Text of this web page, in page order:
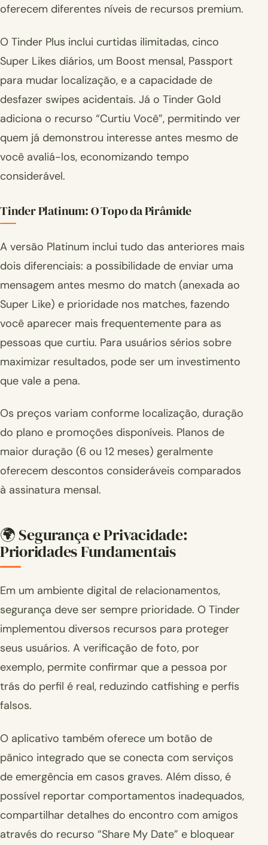
oferecem diferentes níveis de recursos premium.
O Tinder Plus inclui curtidas ilimitadas, cinco
Super Likes diários, um Boost mensal, Passport
para mudar localização, e a capacidade de
desfazer swipes acidentais. Já o Tinder Gold
adiciona o recurso “Curtiu Você”, permitindo ver
quem já demonstrou interesse antes mesmo de
você avaliá-los, economizando tempo
considerável.
Tinder Platinum: O Topo da Pirâmide
A versão Platinum inclui tudo das anteriores mais
dois diferenciais: a possibilidade de enviar uma
mensagem antes mesmo do match (anexada ao
Super Like) e prioridade nos matches, fazendo
você aparecer mais frequentemente para as
pessoas que curtiu. Para usuários sérios sobre
maximizar resultados, pode ser um investimento
que vale a pena.
Os preços variam conforme localização, duração
do plano e promoções disponíveis. Planos de
maior duração (6 ou 12 meses) geralmente
oferecem descontos consideráveis comparados
à assinatura mensal.
🌍 Segurança e Privacidade:
Prioridades Fundamentais
Em um ambiente digital de relacionamentos,
segurança deve ser sempre prioridade. O Tinder
implementou diversos recursos para proteger
seus usuários. A verificação de foto, por
exemplo, permite confirmar que a pessoa por
trás do perfil é real, reduzindo catfishing e perfis
falsos.
O aplicativo também oferece um botão de
pânico integrado que se conecta com serviços
de emergência em casos graves. Além disso, é
possível reportar comportamentos inadequados,
compartilhar detalhes do encontro com amigos
através do recurso “Share My Date” e bloquear